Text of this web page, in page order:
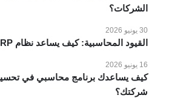
الشركات؟
القيود المحاسبية: كيف يساعد نظام ERP على تسجيلها بدقة؟
30 يونيو 2026
كيف يساعدك برنامج محاسبي في تحسين
شركتك؟
16 يونيو 2026
شركات المقاولات والإنشاءات
شركات الاستثمار العقاري
شركات التجارة والتوزيع
الصناعات الصغيرة
منظومة الفاتورة الإلكترونية